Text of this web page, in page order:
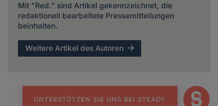
Mit "Red." sind Artikel gekennzeichnet, die
redaktionell bearbeitete Pressemitteilungen
beinhalten.
Weitere Artikel des Autoren